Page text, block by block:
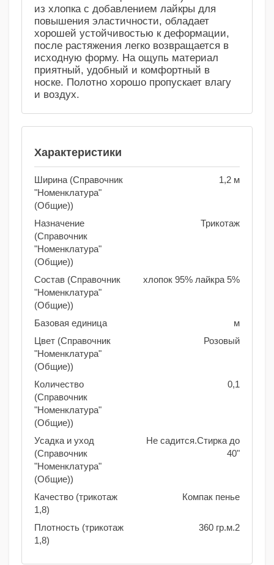
из хлопка с добавлением лайкры для
повышения эластичности, обладает
хорошей устойчивостью к деформации,
после растяжения легко возвращается в
исходную форму. На ощупь материал
приятный, удобный и комфортный в
носке. Полотно хорошо пропускает влагу
и воздух.
Характеристики
Ширина (Справочник
"Номенклатура"
(Общие))
1,2 м
Назначение
(Справочник
"Номенклатура"
(Общие))
Трикотаж
Состав (Справочник
"Номенклатура"
(Общие))
хлопок 95% лайкра 5%
Базовая единица
м
Цвет (Справочник
"Номенклатура"
(Общие))
Розовый
Количество
(Справочник
"Номенклатура"
(Общие))
0,1
Усадка и уход
(Справочник
"Номенклатура"
(Общие))
Не садится.Стирка до
40"
Качество (трикотаж
1,8)
Компак пенье
Плотность (трикотаж
1,8)
360 гр.м.2